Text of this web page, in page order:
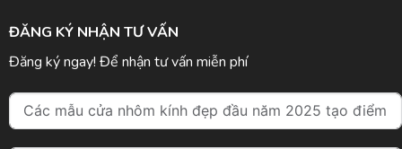
ĐĂNG KÝ NHẬN TƯ VẤN
Đăng ký ngay! Để nhận tư vấn miễn phí